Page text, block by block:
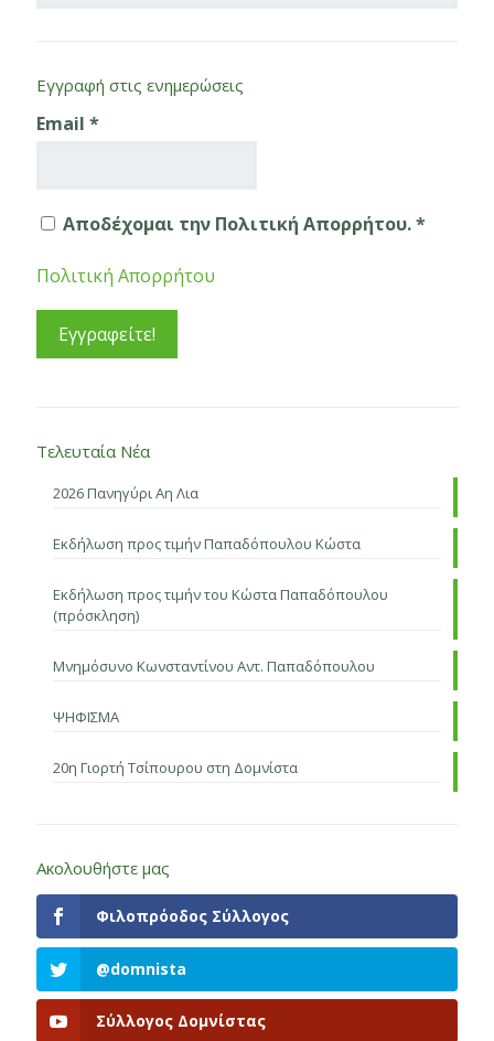
Εγγραφή στις ενημερώσεις
Email *
Αποδέχομαι την Πολιτική Απορρήτου. *
Πολιτική Απορρήτου
Τελευταία Νέα
2026 Πανηγύρι Αη Λια
Εκδήλωση προς τιμήν Παπαδόπουλου Κώστα
Εκδήλωση προς τιμήν του Κώστα Παπαδόπουλου
(πρόσκληση)
Μνημόσυνο Κωνσταντίνου Αντ. Παπαδόπουλου
ΨΗΦΙΣΜΑ
20η Γιορτή Τσίπουρου στη Δομνίστα
Ακολουθήστε μας
Φιλοπρόοδος Σύλλογος
@domnista
Σύλλογος Δομνίστας